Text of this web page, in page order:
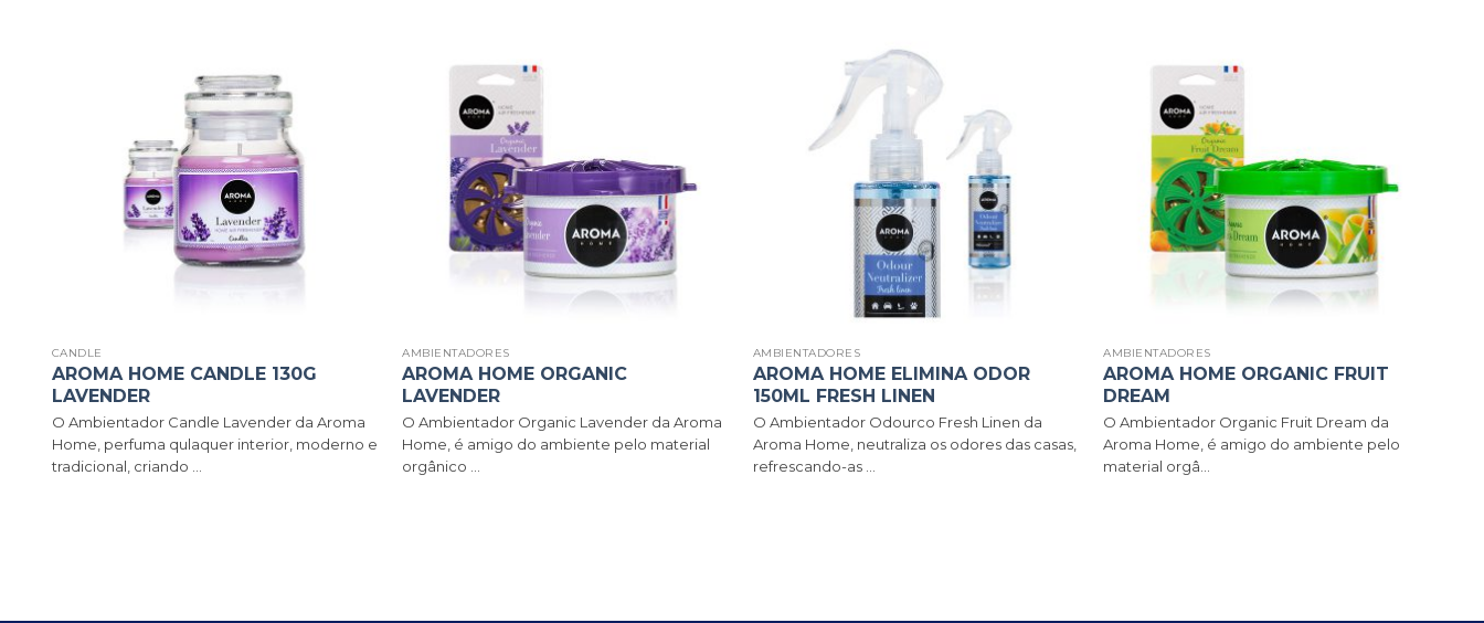
CANDLE
AROMA HOME CANDLE 130G
LAVENDER
O Ambientador Candle Lavender da Aroma
Home, perfuma qulaquer interior, moderno e
tradicional, criando ...
AMBIENTADORES
AROMA HOME ORGANIC
LAVENDER
O Ambientador Organic Lavender da Aroma
Home, é amigo do ambiente pelo material
orgânico ...
AMBIENTADORES
AROMA HOME ELIMINA ODOR
150ML FRESH LINEN
O Ambientador Odourco Fresh Linen da
Aroma Home, neutraliza os odores das casas,
refrescando-as ...
AMBIENTADORES
AROMA HOME ORGANIC FRUIT
DREAM
O Ambientador Organic Fruit Dream da
Aroma Home, é amigo do ambiente pelo
material orgâ...